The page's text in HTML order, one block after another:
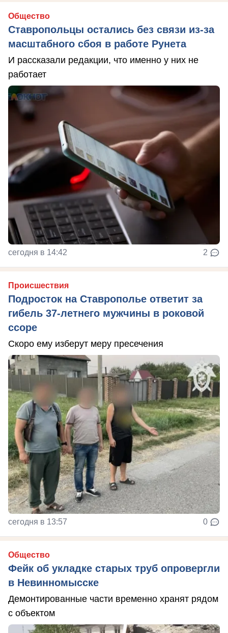
Общество
Ставропольцы остались без связи из-за
масштабного сбоя в работе Рунета
И рассказали редакции, что именно у них не
работает
сегодня в 14:42 2
Происшествия
Подросток на Ставрополье ответит за
гибель 37-летнего мужчины в роковой
ссоре
Скоро ему изберут меру пресечения
сегодня в 13:57 0
Общество
Фейк об укладке старых труб опровергли
в Невинномысске
Демонтированные части временно хранят рядом
с объектом